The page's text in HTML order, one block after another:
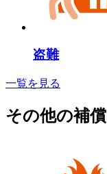
盗難
一覧を見る
その他の補償